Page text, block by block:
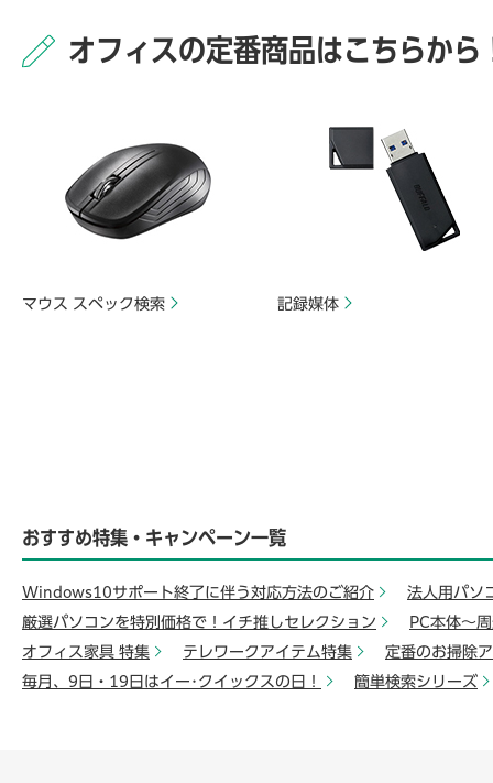
オフィスの定番商品はこちらから
マウス スペック検索 記録媒体
おすすめ特集・キャンペーン一覧
Windows10サポート終了に伴う対応方法のご紹介
法人用パソ
厳選パソコンを特別価格で！イチ推しセレクション
PC本体～
オフィス家具 特集
テレワークアイテム特集
定番のお掃除
毎月、9日・19日はイー･クイックスの日！
簡単検索シリーズ